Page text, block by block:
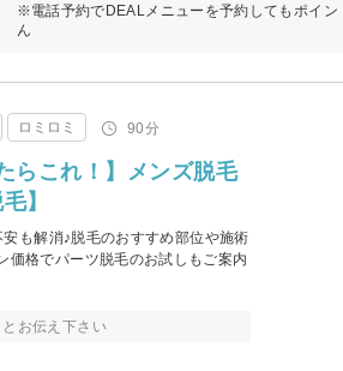
※電話予約でDEALメニューを予約してもポイン
ん
ロミロミ 90分
らこれ！】メンズ脱毛
】
も解消♪脱毛のおすすめ部位や施術
価格でパーツ脱毛のお試しもご案内
お伝え下さい